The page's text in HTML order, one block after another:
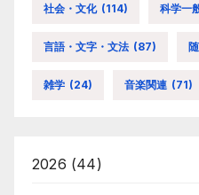
社会・文化 (114) 科学一
言語・文字・文法 (87)
雑学 (24) 音楽関連 (71)
2026 (44)